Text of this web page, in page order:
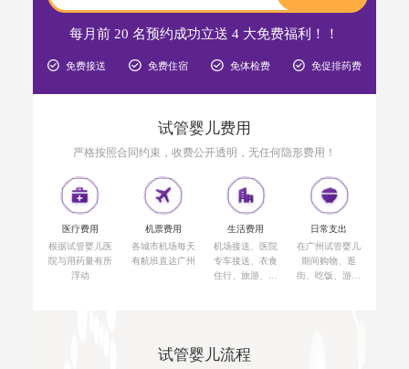
每月前 20 名预约成功立送 4 大免费福利！！
免费接送 免费住宿 免体检费 免促排药费
试管婴儿费用
严格按照合同约束，收费公开透明，无任何隐形费用！
医疗费用
根据试管婴儿医
院与用药量有所
浮动
机票费用
各城市机场每天
有航班直达广州
生活费用
机场接送、医院
专车接送、衣食
住行、旅游、上
日常支出
在广州试管婴儿
期间购物、逛
街、吃饭、游玩
试管婴儿流程